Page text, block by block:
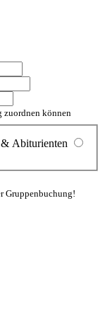
zuordnen können
Abiturienten
Gruppenbuchung!